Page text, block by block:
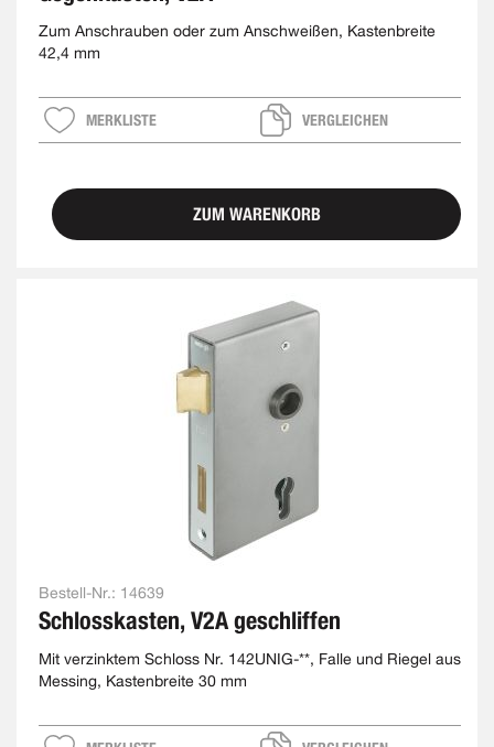
Zum Anschrauben oder zum Anschweißen, Kastenbreite
42,4 mm
MERKLISTE VERGLEICHEN
ZUM WARENKORB
Bestell-Nr.: 14639
Schlosskasten, V2A geschliffen
Mit verzinktem Schloss Nr. 142UNIG-**, Falle und Riegel aus
Messing, Kastenbreite 30 mm